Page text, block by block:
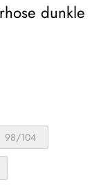
dunkle
98/104